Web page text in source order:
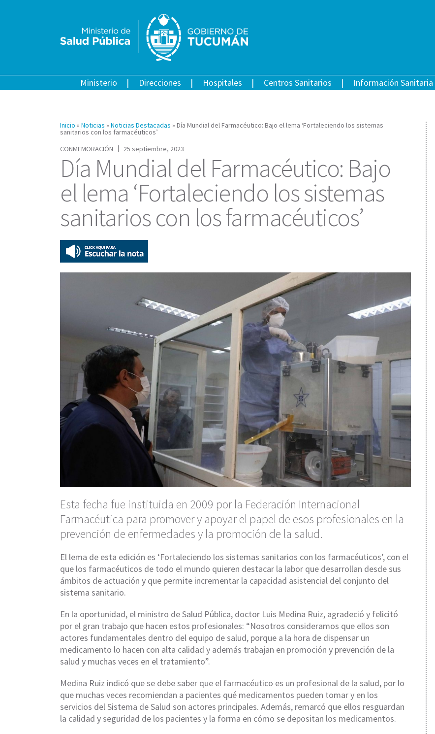
Ministerio Direcciones Hospitales Centros Sanitarios Información Sanitaria
Inicio » Noticias » Noticias Destacadas » Día Mundial del Farmacéutico: Bajo el lema ‘Fortaleciendo los sistemas
sanitarios con los farmacéuticos’
CONMEMORACIÓN
25 septiembre, 2023
Día Mundial del Farmacéutico: Bajo
el lema ‘Fortaleciendo los sistemas
sanitarios con los farmacéuticos’
Esta fecha fue instituida en 2009 por la Federación Internacional
Farmacéutica para promover y apoyar el papel de esos profesionales en la
prevención de enfermedades y la promoción de la salud.
El lema de esta edición es ‘Fortaleciendo los sistemas sanitarios con los farmacéuticos’, con el
que los farmacéuticos de todo el mundo quieren destacar la labor que desarrollan desde sus
ámbitos de actuación y que permite incrementar la capacidad asistencial del conjunto del
sistema sanitario.
En la oportunidad, el ministro de Salud Pública, doctor Luis Medina Ruiz, agradeció y felicitó
por el gran trabajo que hacen estos profesionales: “Nosotros consideramos que ellos son
actores fundamentales dentro del equipo de salud, porque a la hora de dispensar un
medicamento lo hacen con alta calidad y además trabajan en promoción y prevención de la
salud y muchas veces en el tratamiento”.
Medina Ruiz indicó que se debe saber que el farmacéutico es un profesional de la salud, por lo
que muchas veces recomiendan a pacientes qué medicamentos pueden tomar y en los
servicios del Sistema de Salud son actores principales. Además, remarcó que ellos resguardan
la calidad y seguridad de los pacientes y la forma en cómo se depositan los medicamentos.